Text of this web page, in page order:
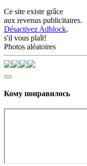
Ce site existe grâce
aux revenus publicitaires.
Désactivez Adblock,
s'il vous plaît!
Photos aléatoires
Кому понравилось